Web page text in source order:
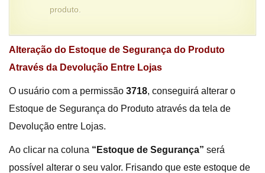
produto.
Alteração do Estoque de Segurança do Produto
Através da Devolução Entre Lojas
O usuário com a permissão 3718, conseguirá alterar o
Estoque de Segurança do Produto através da tela de
Devolução entre Lojas.
Ao clicar na coluna “Estoque de Segurança” será
possível alterar o seu valor. Frisando que este estoque de